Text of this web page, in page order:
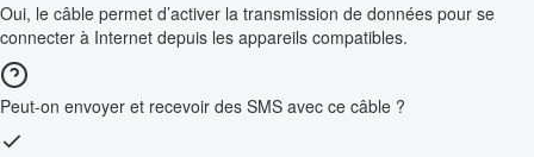
Oui, le câble permet d’activer la transmission de données pour se
connecter à Internet depuis les appareils compatibles.
Peut-on envoyer et recevoir des SMS avec ce câble ?